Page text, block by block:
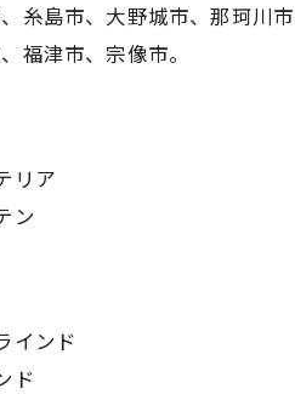
糸島市、大野城市、那珂川市
福津市、宗像市。
リア
ン
インド
ド